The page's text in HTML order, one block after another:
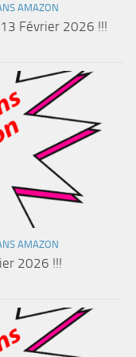
AMAZON
Février 2026 !!!
AMAZON
2026 !!!